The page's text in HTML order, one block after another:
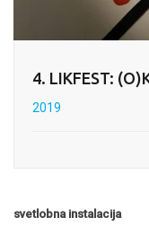
4. LIKFEST:
2019
svetlobna instalacija